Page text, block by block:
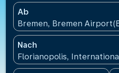
Ab
Bremen, Bremen
Nach
Florianopolis,